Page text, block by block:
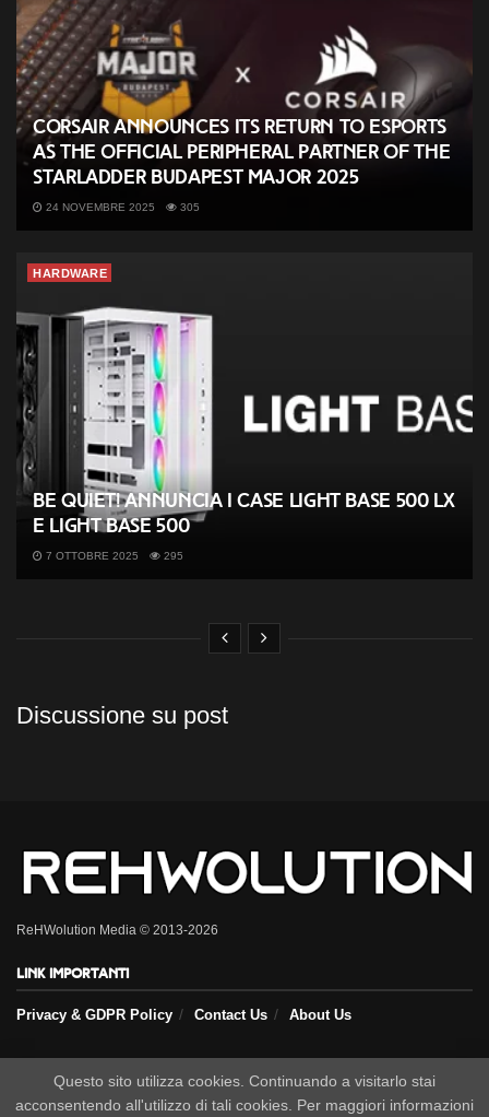
CORSAIR Announces its Return to Esports
as the Official Peripheral Partner of the
StarLadder Budapest Major 2025
24 NOVEMBRE 2025 305
HARDWARE
be quiet! annuncia i case Light Base 500 LX
e Light Base 500
7 OTTOBRE 2025 295
Discussione su post
ReHWolution Media © 2013-2026
Link importanti
Privacy & GDPR Policy Contact Us About Us
Seguici sui nostri social
Questo sito utilizza cookies. Continuando a visitarlo stai
acconsentendo all'utilizzo di tali cookies. Per maggiori informazioni